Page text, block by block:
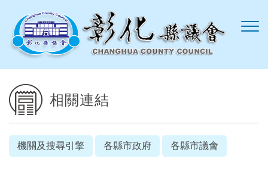
相關連結
機關及搜尋引擎 各縣市政府 各縣市議會